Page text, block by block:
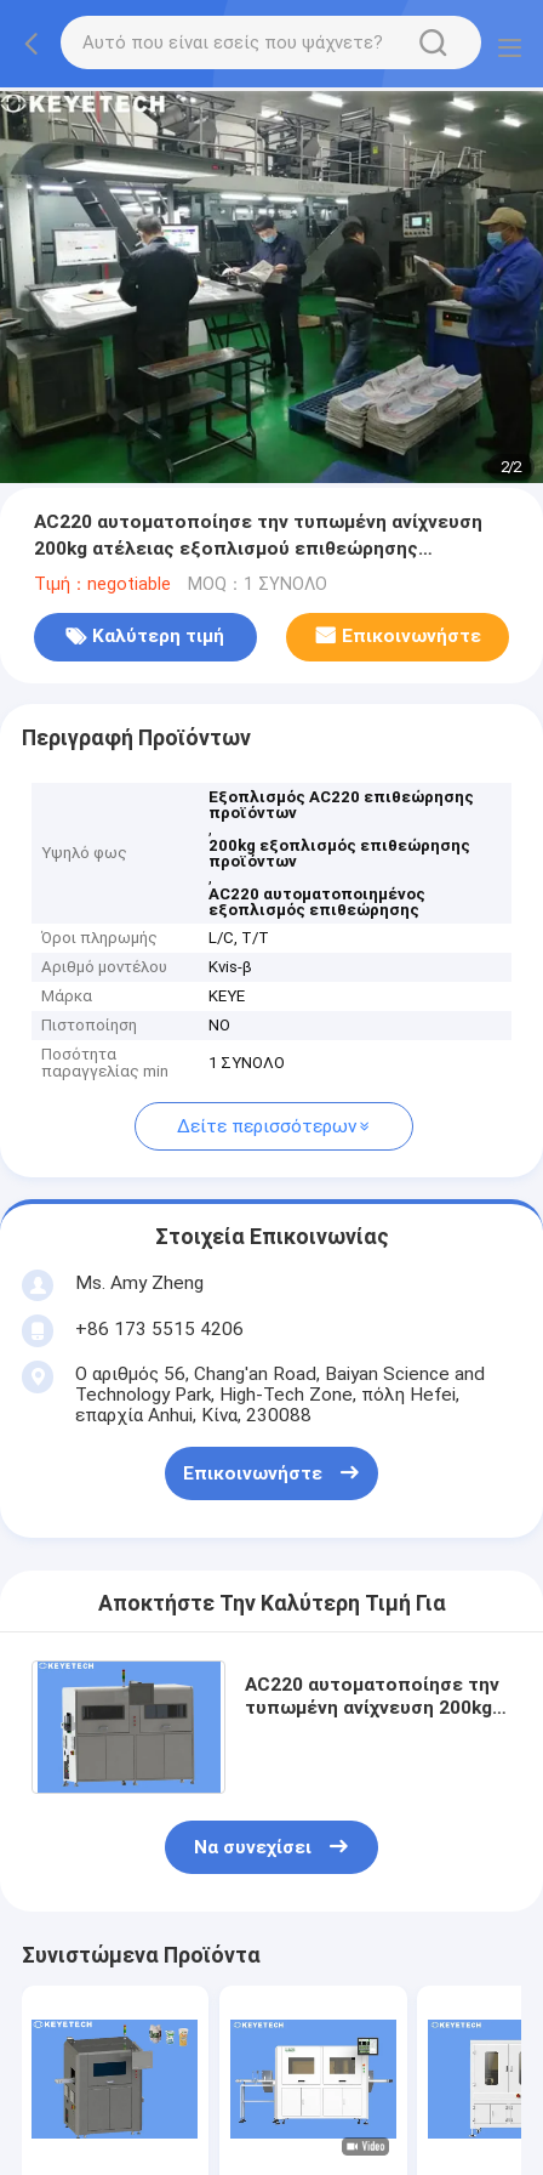
2/2
AC220 αυτοματοποίησε την τυπωμένη ανίχνευση
200kg ατέλειας εξοπλισμού επιθεώρησης
προϊόντων
Τιμή：negotiable MOQ：1 ΣΥΝΟΛΟ
Καλύτερη τιμή Επικοινωνήστε
Περιγραφή Προϊόντων
Υψηλό φως
Εξοπλισμός AC220 επιθεώρησης
προϊόντων
,
200kg εξοπλισμός επιθεώρησης
προϊόντων
,
AC220 αυτοματοποιημένος
εξοπλισμός επιθεώρησης
Όροι πληρωμής
L/C, T/T
Αριθμό μοντέλου
Kvis-β
Μάρκα
KEYE
Πιστοποίηση
NO
Ποσότητα
παραγγελίας min
1 ΣΥΝΟΛΟ
Δείτε περισσότερων
Στοιχεία Επικοινωνίας
Ms. Amy Zheng
+86 173 5515 4206
Ο αριθμός 56, Chang'an Road, Baiyan Science and
Technology Park, High-Tech Zone, πόλη Hefei,
επαρχία Anhui, Κίνα, 230088
Επικοινωνήστε
Αποκτήστε Την Καλύτερη Τιμή Για
AC220 αυτοματοποίησε την
τυπωμένη ανίχνευση 200kg
Να συνεχίσει
Συνιστώμενα Προϊόντα